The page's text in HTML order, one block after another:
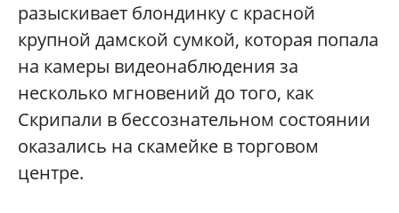
разыскивает блондинку с красной
крупной дамской сумкой, которая попала
на камеры видеонаблюдения за
несколько мгновений до того, как
Скрипали в бессознательном состоянии
оказались на скамейке в торговом
центре.